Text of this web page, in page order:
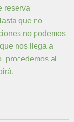
reserva
que no
no podemos
nos llega a
procedemos al